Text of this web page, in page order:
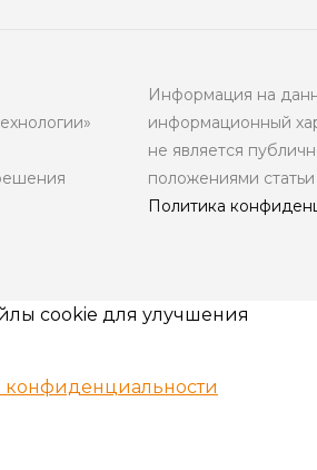
Информация на
информационный
не является
положениями
Политика
cookie для улучшения
конфиденциальности